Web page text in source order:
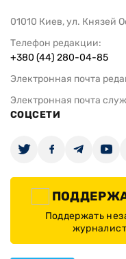
01010 Киев, ул. Князей
Телефон редакции:
+380 (44) 280-04-85
Электронная почта
Электронная почта
СОЦСЕТИ
Поддержать